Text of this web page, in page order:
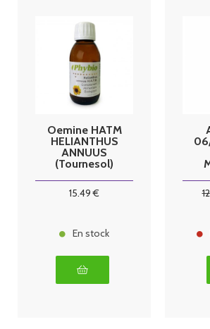
Oemine HATM
HELIANTHUS
ANNUUS
(Tournesol)
15.49 €
En stock
12